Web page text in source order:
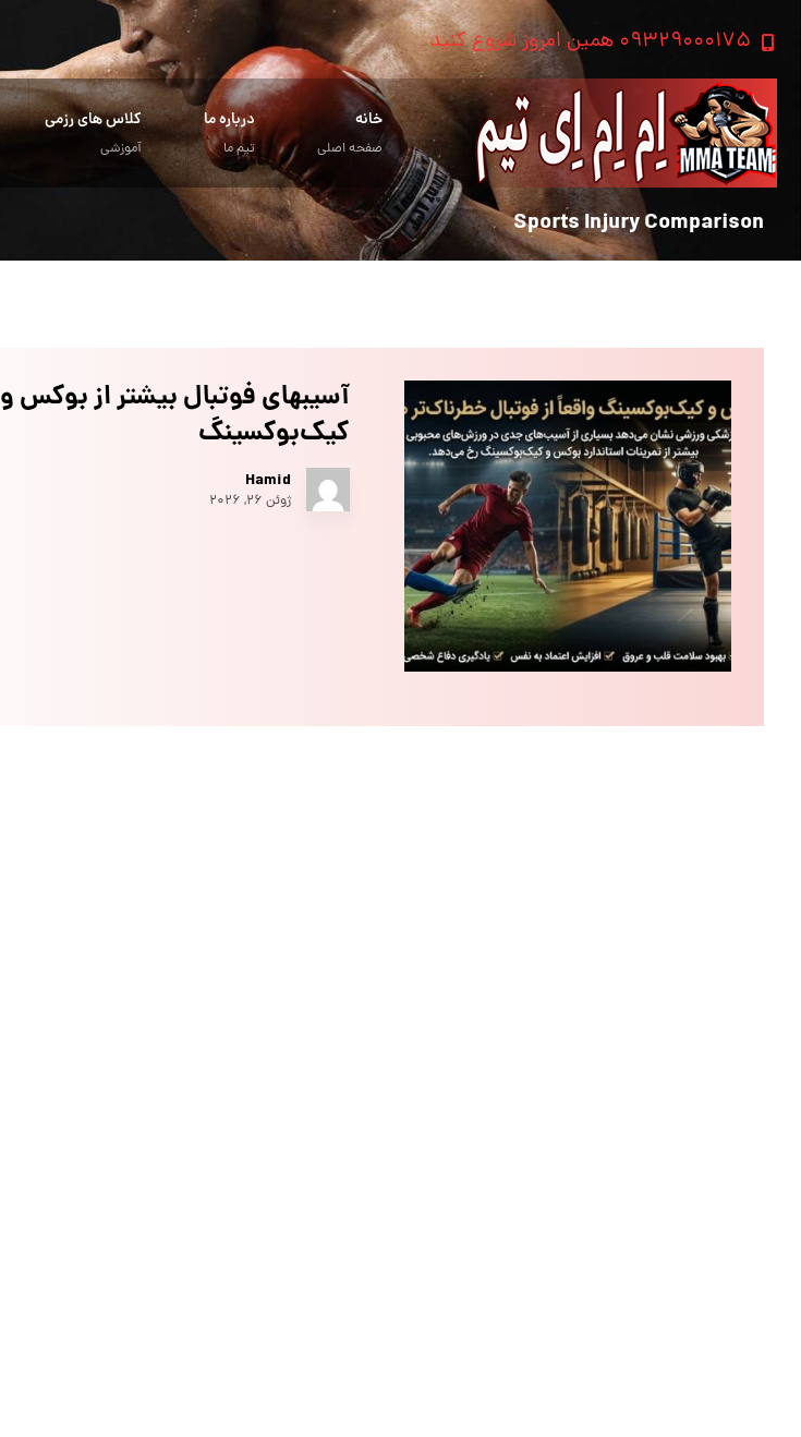
۰۹۳۲۹۰۰۰۱۷۵ همین امروز شروع کنید
خانه
صفحه اصلی
درباره ما
تیم ما
کلاس های رزمی
آموزشی
Sports Injury Comparison
آسیبهای فوتبال بیشتر از بوکس و
کیک‌بوکسینگ
Hamid
ژوئن ۲۶, ۲۰۲۶